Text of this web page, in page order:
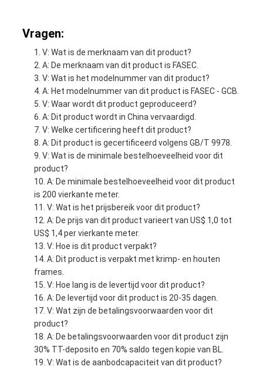
Vragen:
V: Wat is de merknaam van dit product?
A: De merknaam van dit product is FASEC.
V: Wat is het modelnummer van dit product?
A: Het modelnummer van dit product is FASEC - GCB.
V: Waar wordt dit product geproduceerd?
A: Dit product wordt in China vervaardigd.
V: Welke certificering heeft dit product?
A: Dit product is gecertificeerd volgens GB/T 9978.
V: Wat is de minimale bestelhoeveelheid voor dit
product?
A: De minimale bestelhoeveelheid voor dit product
is 200 vierkante meter.
V: Wat is het prijsbereik voor dit product?
A: De prijs van dit product varieert van US$ 1,0 tot
US$ 1,4 per vierkante meter.
V: Hoe is dit product verpakt?
A: Dit product is verpakt met krimp- en houten
frames.
V: Hoe lang is de levertijd voor dit product?
A: De levertijd voor dit product is 20-35 dagen.
V: Wat zijn de betalingsvoorwaarden voor dit
product?
A: De betalingsvoorwaarden voor dit product zijn
30% TT-deposito en 70% saldo tegen kopie van BL.
V: Wat is de aanbodcapaciteit van dit product?